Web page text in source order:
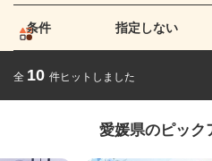
条件 指定しない
全 10 件ヒットしました
愛媛県のピック